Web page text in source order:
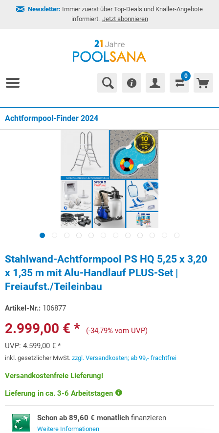
Newsletter: Immer zuerst über Top-Deals und Knaller-Angebote
informiert. Jetzt abonnieren
0
Achtformpool-Finder 2024
Stahlwand-Achtformpool PS HQ 5,25 x 3,20
x 1,35 m mit Alu-Handlauf PLUS-Set |
Freiaufst./Teileinbau
Artikel-Nr.: 106877
2.999,00 € *
(-34,79% vom UVP)
UVP: 4.599,00 € *
inkl. gesetzlicher MwSt. zzgl. Versandkosten; ab 99,- frachtfrei
Versandkostenfreie Lieferung!
Lieferung in ca. 3-6 Arbeitstagen
Schon ab 89,60 € monatlich finanzieren
Weitere Informationen